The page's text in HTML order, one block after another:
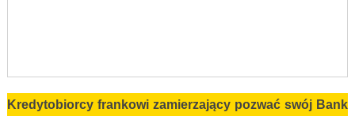
Kredytobiorcy frankowi zamierzający pozwać swój Bank